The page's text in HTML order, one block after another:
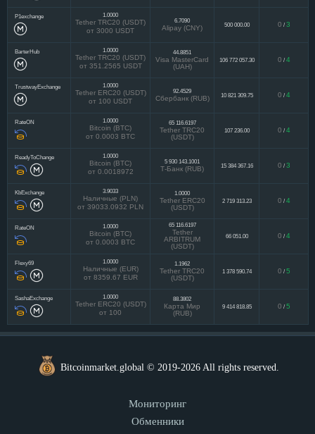
P1exchange 1.0000
Tether TRC20 (USDT)
от 3000 USDT
6.7090
Alipay (CNY) 500 000.00 0 / 3
BarterHub 1.0000
Tether TRC20 (USDT)
от 351.2565 USDT
44.8851
Visa MasterCard
(UAH)
106 772 057.30 0 / 4
TrustwayExchange 1.0000
Tether ERC20 (USDT)
от 100 USDT
92.4529
Сбербанк (RUB) 10 821 309.75 0 / 4
RateON 1.0000
Bitcoin (BTC)
от 0.0003 BTC
65 116.6197
Tether TRC20
(USDT)
107 236.00 0 / 4
ReadyToChange 1.0000
Bitcoin (BTC)
от 0.0018972
5 930 143.1001
Т-Банк (RUB) 15 384 367.16 0 / 3
KbExchange 3.9033
Наличные (PLN)
от 39033.0932 PLN
1.0000
Tether ERC20
(USDT)
2 719 313.23 0 / 4
RateON 1.0000
Bitcoin (BTC)
от 0.0003 BTC
65 116.6197
Tether
ARBITRUM
(USDT)
66 051.00 0 / 4
Flexy69 1.0000
Наличные (EUR)
от 8359.67 EUR
1.1962
Tether TRC20
(USDT)
1 378 590.74 0 / 5
SashaExchange 1.0000
Tether ERC20 (USDT)
от 100
88.3802
Карта Мир
(RUB)
9 414 818.85 0 / 5
Bitcoinmarket.global © 2019-2026 All rights reserved.
Мониторинг
Обменники